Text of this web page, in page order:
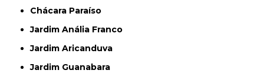
Chácara Paraíso
Jardim Anália Franco
Jardim Aricanduva
Jardim Guanabara